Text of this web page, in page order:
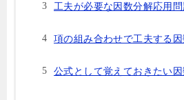
工夫が必要な因数分解応用問
項の組み合わせで工夫する
公式として覚えておきたい